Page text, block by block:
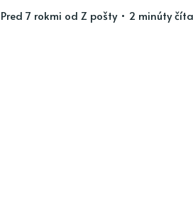
pred 7 rokmi od Z pošty• 2 minúty